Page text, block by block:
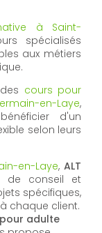
de
Laye, offrant
les
divers
à Saint-
spécialisés
aux métiers